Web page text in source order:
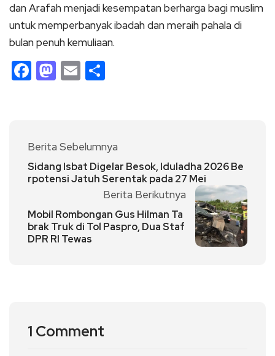
dan Arafah menjadi kesempatan berharga bagi muslim
untuk memperbanyak ibadah dan meraih pahala di
bulan penuh kemuliaan.
Facebook
Mastodon
Email
Berita Sebelumnya
Sidang Isbat Digelar Besok, Iduladha 2026 Be
rpotensi Jatuh Serentak pada 27 Mei
Berita Berikutnya
Mobil Rombongan Gus Hilman Ta
brak Truk di Tol Paspro, Dua Staf
DPR RI Tewas
1 Comment